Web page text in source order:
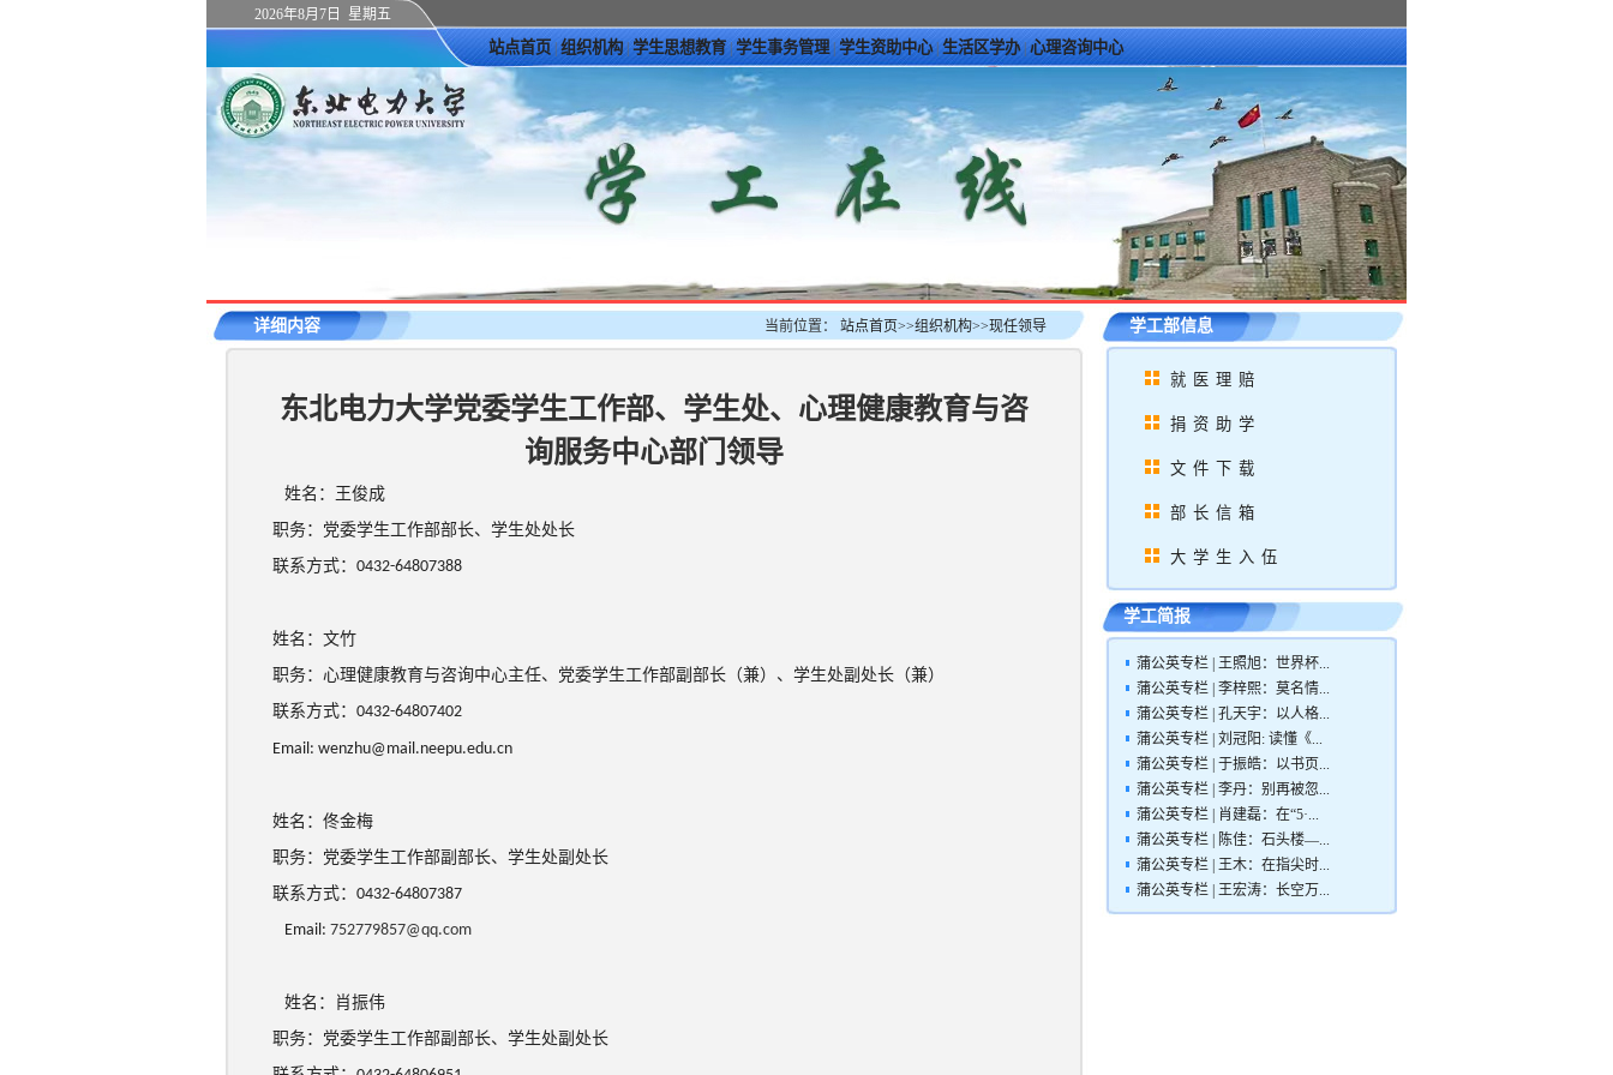
2026年8月7日 星期五
站点首页 组织机构 学生思想教育| 学生事务管理 学生资助中心 生活区学办 心理咨询中心
详细内容 当前位置： 站点首页>>组织机构>>现任领导
东北电力大学党委学生工作部、学生处、心理健康教育与咨
询服务中心部门领导
姓名：王俊成
职务：党委学生工作部部长、学生处处长
联系方式： 0432-64807388
姓名：文竹
职务：心理健康教育与咨询中心主任、党委学生工作部副部长（兼）、学生处副处长（兼）
联系方式： 0432-64807402
Email: wenzhu@mail.neepu.edu.cn
姓名：佟金梅
职务：党委学生工作部副部长、学生处副处长
联系方式： 0432-64807387
Email: 752779857@qq.com
姓名：肖振伟
职务：党委学生工作部副部长、学生处副处长
学工部信息
就医理赔
捐资助学
文件下载
部长信箱
大学生入伍
学工简报
蒲公英专栏 | 王照旭：世界杯...
蒲公英专栏 | 李梓熙：莫名情...
蒲公英专栏 | 孔天宇：以人格...
蒲公英专栏 | 刘冠阳: 读懂《...
蒲公英专栏 | 于振皓：以书页...
蒲公英专栏 | 李丹：别再被忽...
蒲公英专栏 | 肖建磊：在“5·...
蒲公英专栏 | 陈佳：石头楼—...
蒲公英专栏 | 王木：在指尖时...
蒲公英专栏 | 王宏涛：长空万...